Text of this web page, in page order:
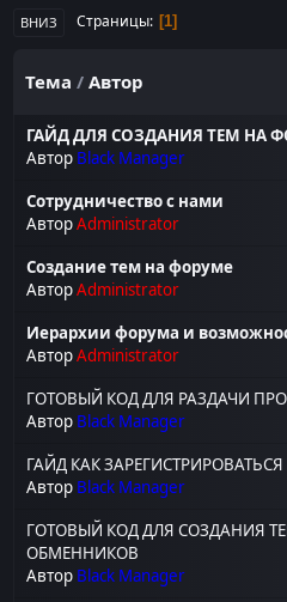
ВНИЗ Страницы 1
Тема /Автор
ГАЙД ДЛЯ СОЗДАНИЯ ТЕМ НА
Автор Black Manager
Сотрудничество с нами
АвторAdministrator
Создание тем на форуме
АвторAdministrator
Иерархии форума и
АвторAdministrator
ГОТОВЫЙ КОД ДЛЯ РАЗДАЧИ
Автор Black Manager
ГАЙД КАК
Автор Black Manager
ГОТОВЫЙ КОД ДЛЯ СОЗДАНИЯ
ОБМЕННИКОВ
Автор Black Manager